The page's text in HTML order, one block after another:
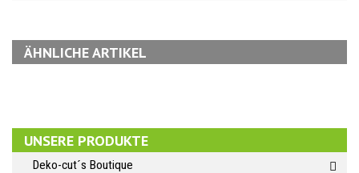
ÄHNLICHE ARTIKEL
UNSERE PRODUKTE
Deko-cut´s Boutique